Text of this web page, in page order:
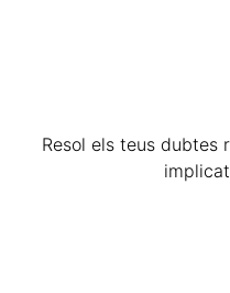
Resol els teus dubtes